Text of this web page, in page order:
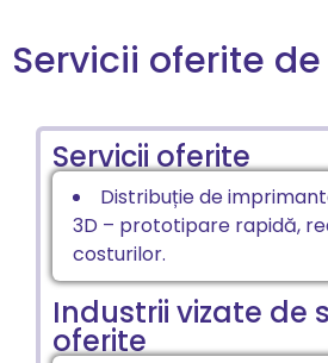
Servicii oferite
Servicii oferite
Distribuție de
3D – prototipare rapidă,
costurilor.
Industrii vizate de
oferite